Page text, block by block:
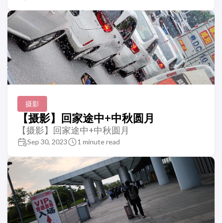
摄影
【摄影】回家途中+中秋圆月
【摄影】回家途中+中秋圆月
Sep 30, 2023 1 minute read